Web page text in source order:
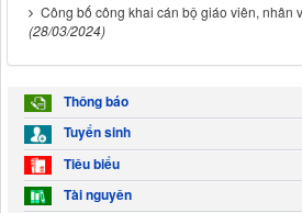
Công bố công khai cán bộ giáo viên, nhân
(28/03/2024)
Thông báo
Tuyển sinh
Tiêu biểu
Tài nguyên